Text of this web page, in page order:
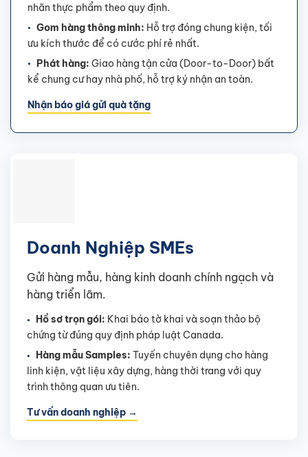
nhãn thực phẩm theo quy định.
Gom hàng thông minh: Hỗ trợ đóng chung kiện, tối
ưu kích thước để có cước phí rẻ nhất.
Phát hàng: Giao hàng tận cửa (Door-to-Door) bất
kể chung cư hay nhà phố, hỗ trợ ký nhận an toàn.
Nhận báo giá gửi quà tặng
Doanh Nghiệp SMEs
Gửi hàng mẫu, hàng kinh doanh chính ngạch và
hàng triển lãm.
Hồ sơ trọn gói: Khai báo tờ khai và soạn thảo bộ
chứng từ đúng quy định pháp luật Canada.
Hàng mẫu Samples: Tuyến chuyên dụng cho hàng
linh kiện, vật liệu xây dựng, hàng thời trang với quy
trình thông quan ưu tiên.
Tư vấn doanh nghiệp →